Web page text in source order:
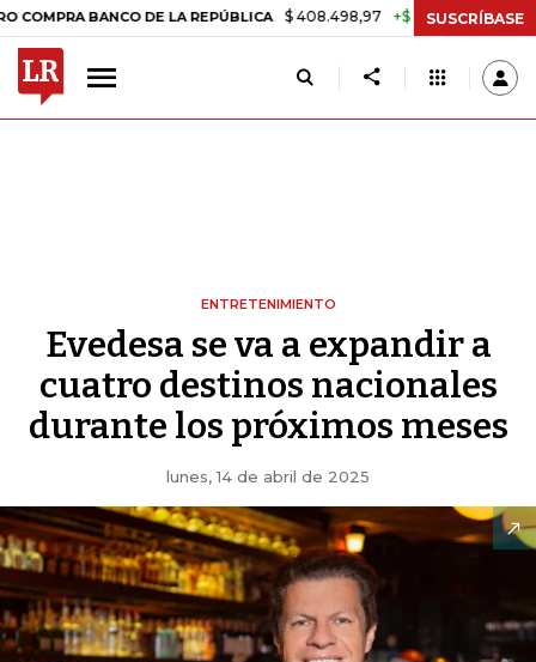
BANCO DE LA REPÚBLICA $ 408.498,97 +$ 8.753,81 +2,19% TASA
SUSCRÍBASE
ENTRETENIMIENTO
Evedesa se va a expandir a
cuatro destinos nacionales
durante los próximos meses
lunes, 14 de abril de 2025